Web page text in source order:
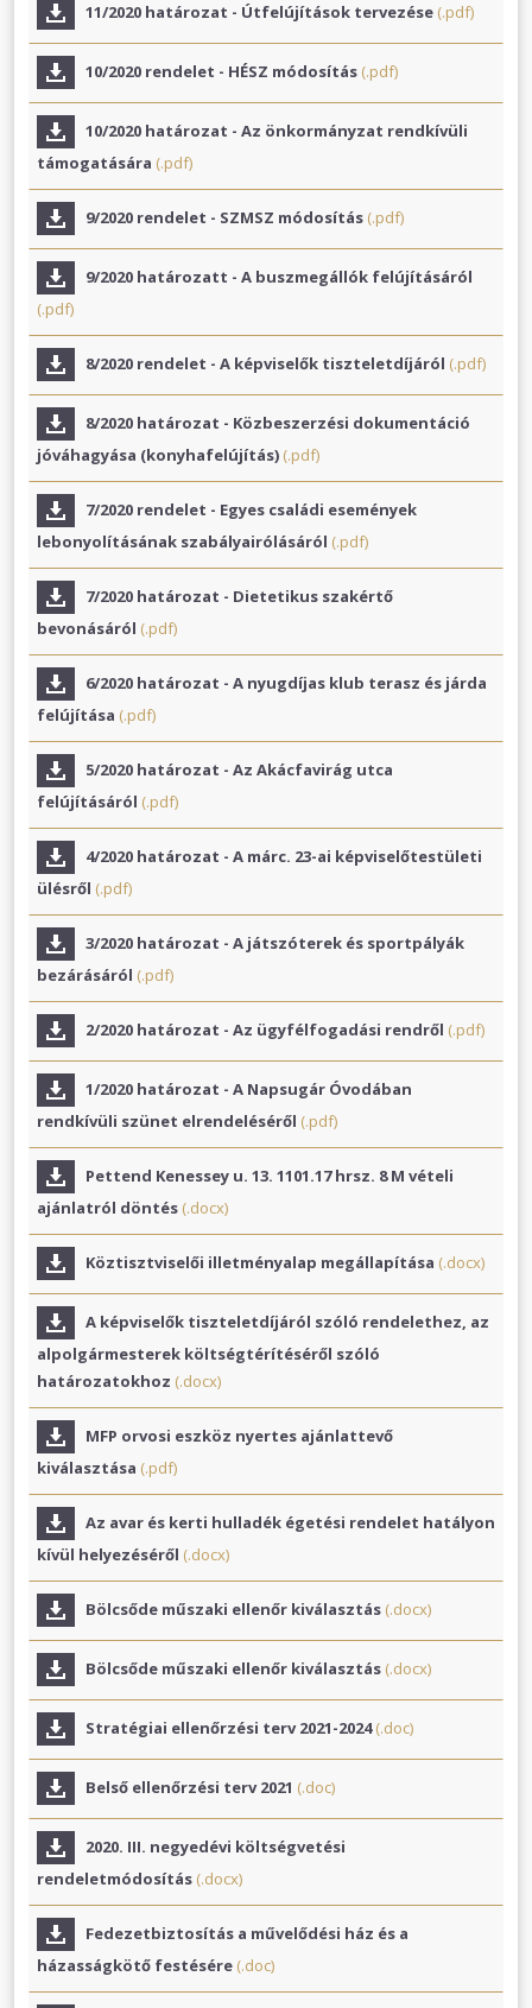
11/2020 határozat - Útfelújítások tervezése (.pdf)
10/2020 rendelet - HÉSZ módosítás (.pdf)
10/2020 határozat - Az önkormányzat rendkívüli
támogatására (.pdf)
9/2020 rendelet - SZMSZ módosítás (.pdf)
9/2020 határozatt - A buszmegállók felújításáról
(.pdf)
8/2020 rendelet - A képviselők tiszteletdíjáról (.pdf)
8/2020 határozat - Közbeszerzési dokumentáció
jóváhagyása (konyhafelújítás) (.pdf)
7/2020 rendelet - Egyes családi események
lebonyolításának szabályairólásáról (.pdf)
7/2020 határozat - Dietetikus szakértő
bevonásáról (.pdf)
6/2020 határozat - A nyugdíjas klub terasz és járda
felújítása (.pdf)
5/2020 határozat - Az Akácfavirág utca
felújításáról (.pdf)
4/2020 határozat - A márc. 23-ai képviselőtestületi
ülésről (.pdf)
3/2020 határozat - A játszóterek és sportpályák
bezárásáról (.pdf)
2/2020 határozat - Az ügyfélfogadási rendről (.pdf)
1/2020 határozat - A Napsugár Óvodában
rendkívüli szünet elrendeléséről (.pdf)
Pettend Kenessey u. 13. 1101.17 hrsz. 8 M vételi
ajánlatról döntés (.docx)
Köztisztviselői illetményalap megállapítása (.docx)
A képviselők tiszteletdíjáról szóló rendelethez, az
alpolgármesterek költségtérítéséről szóló
határozatokhoz (.docx)
MFP orvosi eszköz nyertes ajánlattevő
kiválasztása (.pdf)
Az avar és kerti hulladék égetési rendelet hatályon
kívül helyezéséről (.docx)
Bölcsőde műszaki ellenőr kiválasztás (.docx)
Bölcsőde műszaki ellenőr kiválasztás (.docx)
Stratégiai ellenőrzési terv 2021-2024(.doc)
Belső ellenőrzési terv 2021 (.doc)
2020. III. negyedévi költségvetési
rendeletmódosítás (.docx)
Fedezetbiztosítás a művelődési ház és a
házasságkötő festésére (.doc)